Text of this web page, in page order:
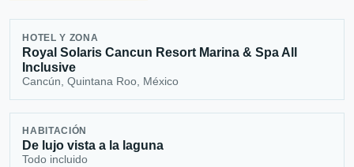
HOTEL Y ZONA
Royal Solaris Cancun Resort Marina & Spa All
Inclusive
Cancún, Quintana Roo, México
HABITACIÓN
De lujo vista a la laguna
Todo incluido